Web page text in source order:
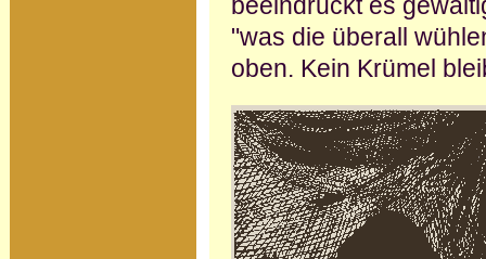
"was die überall
oben. Kein Krümel